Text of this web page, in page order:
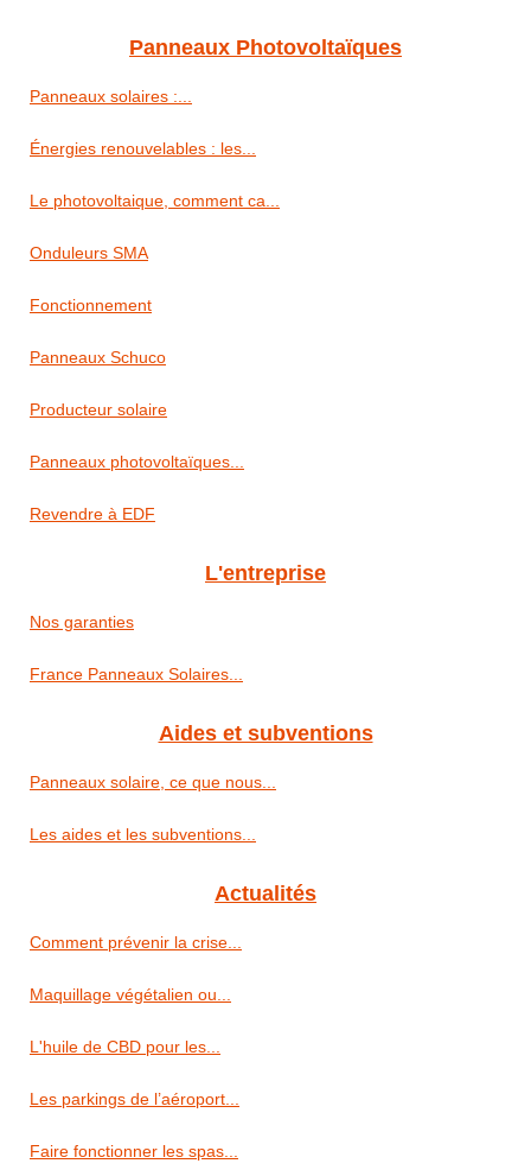
Panneaux Photovoltaïques
Panneaux solaires :...
Énergies renouvelables : les...
Le photovoltaique, comment ca...
Onduleurs SMA
Fonctionnement
Panneaux Schuco
Producteur solaire
Panneaux photovoltaïques...
Revendre à EDF
L'entreprise
Nos garanties
France Panneaux Solaires...
Aides et subventions
Panneaux solaire, ce que nous...
Les aides et les subventions...
Actualités
Comment prévenir la crise...
Maquillage végétalien ou...
L'huile de CBD pour les...
Les parkings de l’aéroport...
Faire fonctionner les spas...